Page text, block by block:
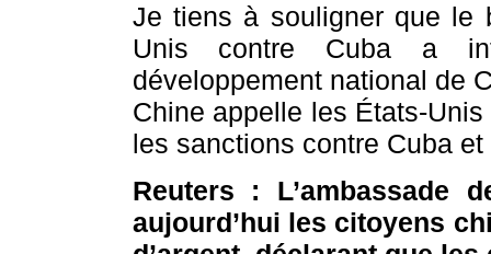
Je tiens à souligner que le
Unis contre Cuba a
développement national de
Chine appelle les États-
les sanctions contre Cuba
Reuters : L’ambassade
aujourd’hui les citoyens